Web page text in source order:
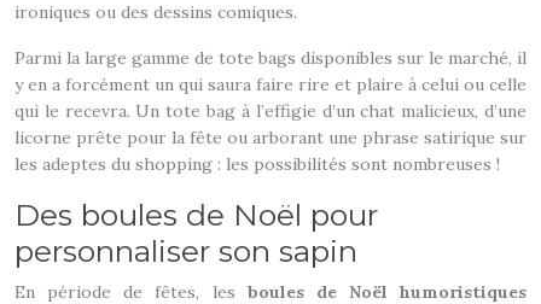
ironiques ou des dessins comiques.
Parmi la large gamme de tote bags disponibles sur le marché, il
y en a forcément un qui saura faire rire et plaire à celui ou celle
qui le recevra. Un tote bag à l’effigie d’un chat malicieux, d’une
licorne prête pour la fête ou arborant une phrase satirique sur
les adeptes du shopping : les possibilités sont nombreuses !
Des boules de Noël pour
personnaliser son sapin
En période de fêtes, les boules de Noël humoristiques